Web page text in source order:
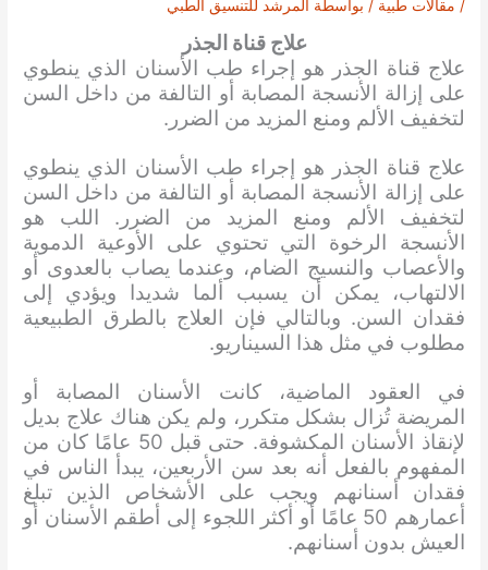
/ مقالات طبية / بواسطة المرشد للتنسيق الطبي
علاج قناة الجذر
علاج قناة الجذر هو إجراء طب الأسنان الذي ينطوي
على إزالة الأنسجة المصابة أو التالفة من داخل السن
لتخفيف الألم ومنع المزيد من الضرر.
علاج قناة الجذر هو إجراء طب الأسنان الذي ينطوي
على إزالة الأنسجة المصابة أو التالفة من داخل السن
لتخفيف الألم ومنع المزيد من الضرر. اللب هو
الأنسجة الرخوة التي تحتوي على الأوعية الدموية
والأعصاب والنسيج الضام، وعندما يصاب بالعدوى أو
الالتهاب، يمكن أن يسبب ألما شديدا ويؤدي إلى
فقدان السن. وبالتالي فإن العلاج بالطرق الطبيعية
مطلوب في مثل هذا السيناريو.
في العقود الماضية، كانت الأسنان المصابة أو
المريضة تُزال بشكل متكرر، ولم يكن هناك علاج بديل
لإنقاذ الأسنان المكشوفة. حتى قبل 50 عامًا كان من
المفهوم بالفعل أنه بعد سن الأربعين، يبدأ الناس في
فقدان أسنانهم ويجب على الأشخاص الذين تبلغ
أعمارهم 50 عامًا أو أكثر اللجوء إلى أطقم الأسنان أو
العيش بدون أسنانهم.